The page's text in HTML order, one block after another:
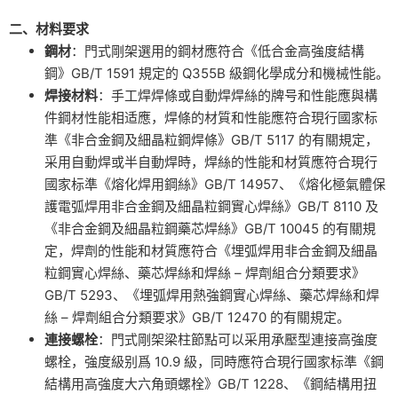
二、材料要求
鋼材：門式剛架選用的鋼材應符合《低合金高強度結構
鋼》GB/T 1591 規定的 Q355B 級鋼化學成分和機械性能。
焊接材料：手工焊焊條或自動焊焊絲的牌号和性能應與構
件鋼材性能相适應，焊條的材質和性能應符合現行國家标
準《非合金鋼及細晶粒鋼焊條》GB/T 5117 的有關規定，
采用自動焊或半自動焊時，焊絲的性能和材質應符合現行
國家标準《熔化焊用鋼絲》GB/T 14957、《熔化極氣體保
護電弧焊用非合金鋼及細晶粒鋼實心焊絲》GB/T 8110 及
《非合金鋼及細晶粒鋼藥芯焊絲》GB/T 10045 的有關規
定，焊劑的性能和材質應符合《埋弧焊用非合金鋼及細晶
粒鋼實心焊絲、藥芯焊絲和焊絲 – 焊劑組合分類要求》
GB/T 5293、《埋弧焊用熱強鋼實心焊絲、藥芯焊絲和焊
絲 – 焊劑組合分類要求》GB/T 12470 的有關規定。
連接螺栓：門式剛架梁柱節點可以采用承壓型連接高強度
螺栓，強度級别爲 10.9 級，同時應符合現行國家标準《鋼
結構用高強度大六角頭螺栓》GB/T 1228、《鋼結構用扭